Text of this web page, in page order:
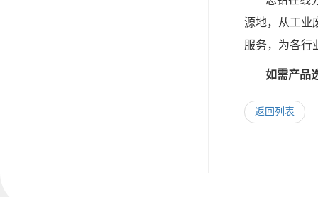
源地，从工业
服务，为各行
如需产品
返回列表